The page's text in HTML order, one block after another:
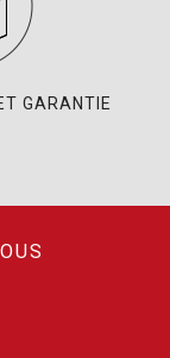
GARANTIE